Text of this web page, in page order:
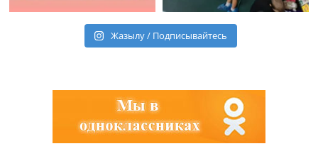
Жазылу / Подписывайтесь